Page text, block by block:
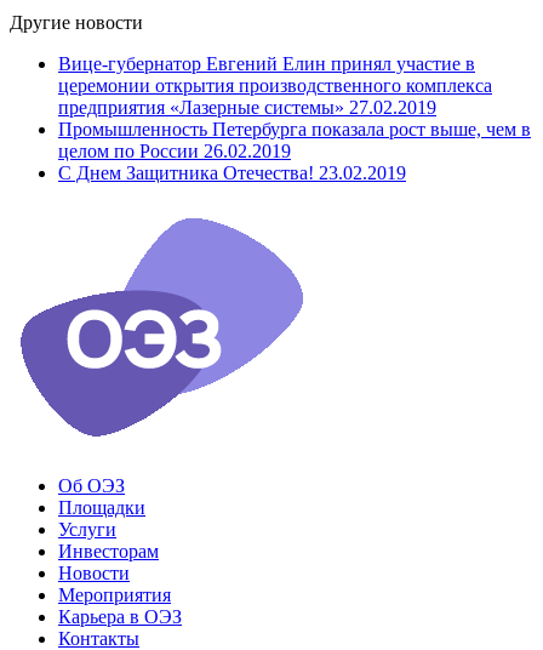
Другие новости
Вице-губернатор Евгений Елин принял участие в
церемонии открытия производственного комплекса
предприятия «Лазерные системы» 27.02.2019
Промышленность Петербурга показала рост выше, чем в
целом по России 26.02.2019
С Днем Защитника Отечества! 23.02.2019
Об ОЭЗ
Площадки
Услуги
Инвесторам
Новости
Мероприятия
Карьера в ОЭЗ
Контакты